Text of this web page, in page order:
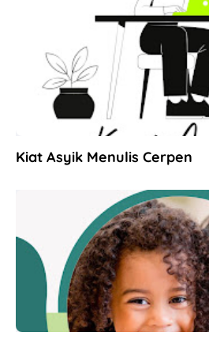
Kiat Asyik Menulis Cerpen